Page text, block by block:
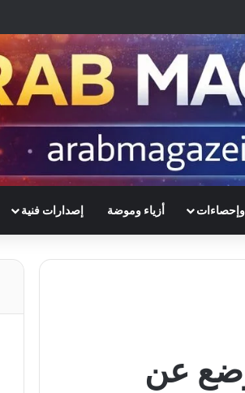
وإحصاءات أزياء وموضة إصدارات فنية
عن